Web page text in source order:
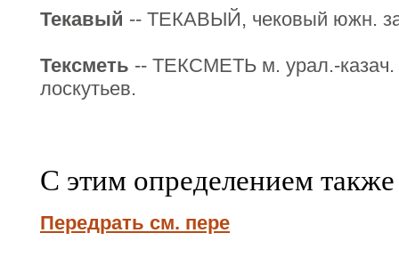
Текавый -- ТЕКАВЫЙ, чековый южн.
Тексметь -- ТЕКСМЕТЬ м. урал.-казач.
лоскутьев.
С этим определением
Передрать см. пере